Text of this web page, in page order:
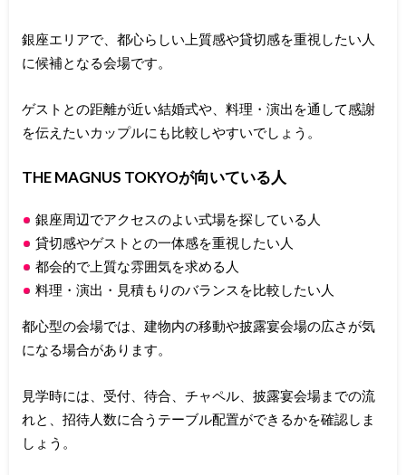
銀座エリアで、都心らしい上質感や貸切感を重視したい人
に候補となる会場です。
ゲストとの距離が近い結婚式や、料理・演出を通して感謝
を伝えたいカップルにも比較しやすいでしょう。
THE MAGNUS TOKYOが向いている人
銀座周辺でアクセスのよい式場を探している人
貸切感やゲストとの一体感を重視したい人
都会的で上質な雰囲気を求める人
料理・演出・見積もりのバランスを比較したい人
都心型の会場では、建物内の移動や披露宴会場の広さが気
になる場合があります。
見学時には、受付、待合、チャペル、披露宴会場までの流
れと、招待人数に合うテーブル配置ができるかを確認しま
しょう。